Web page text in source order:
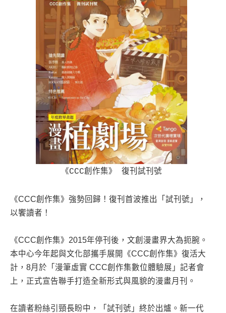
《CCC創作集》 復刊試刊號
《CCC創作集》強勢回歸！復刊首波推出「試刊號」，
以饗讀者！
《CCC創作集》2015年停刊後，文創漫畫界大為扼腕。
本中心今年起與文化部攜手展開《CCC創作集》復活大
計，8月於「漫筆虛實 CCC創作集數位體驗展」記者會
上，正式宣告聯手打造全新形式與風貌的漫畫月刊。
在讀者粉絲引頸長盼中，「試刊號」終於出爐。新一代